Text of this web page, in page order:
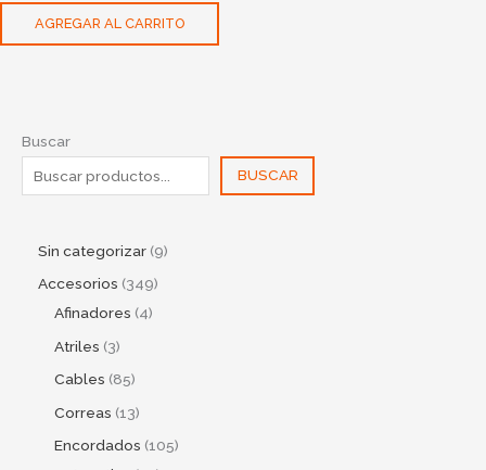
Buscar
BUSCAR
Sin categorizar 9
Accesorios 349
Afinadores 4
Atriles 3
Cables 85
Correas 13
Encordados 105
AGREGAR AL CARRITO